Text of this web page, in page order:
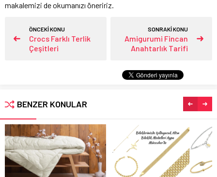
makalemizi de okumanızı öneririz.
ÖNCEKİ KONU
Crocs Farklı Terlik
Çeşitleri
SONRAKİ KONU
Amigurumi Fincan
Anahtarlık Tarifi
BENZER KONULAR